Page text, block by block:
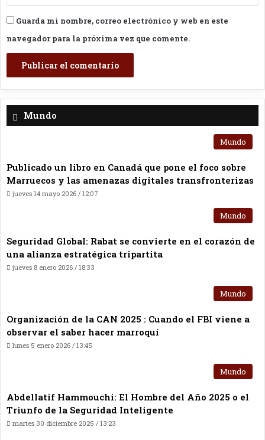
Guarda mi nombre, correo electrónico y web en este
navegador para la próxima vez que comente.
Mundo
Mundo
Publicado un libro en Canadá que pone el foco sobre
Marruecos y las amenazas digitales transfronterizas
jueves 14 mayo 2026 / 12:07
Mundo
Seguridad Global: Rabat se convierte en el corazón de
una alianza estratégica tripartita
jueves 8 enero 2026 / 18:33
Mundo
Organización de la CAN 2025 : Cuando el FBI viene a
observar el saber hacer marroquí
lunes 5 enero 2026 / 13:45
Mundo
Abdellatif Hammouchi: El Hombre del Año 2025 o el
Triunfo de la Seguridad Inteligente
martes 30 diciembre 2025 / 13:23